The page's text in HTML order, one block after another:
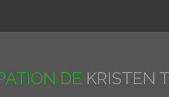
DE KRISTEN